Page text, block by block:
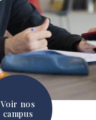
Voir nos
campus